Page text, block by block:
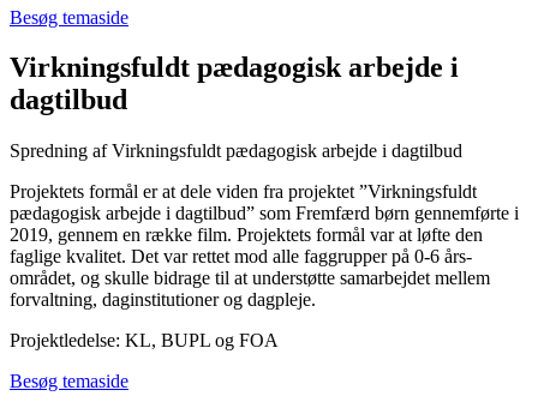
Besøg temaside
Virkningsfuldt pædagogisk arbejde i
dagtilbud
Spredning af Virkningsfuldt pædagogisk arbejde i dagtilbud
Projektets formål er at dele viden fra projektet ”Virkningsfuldt
pædagogisk arbejde i dagtilbud” som Fremfærd børn gennemførte i
2019, gennem en række film. Projektets formål var at løfte den
faglige kvalitet. Det var rettet mod alle faggrupper på 0-6 års-
området, og skulle bidrage til at understøtte samarbejdet mellem
forvaltning, daginstitutioner og dagpleje.
Projektledelse: KL, BUPL og FOA
Besøg temaside